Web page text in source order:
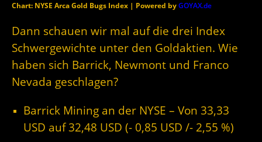
Chart: NYSE Arca Gold Bugs Index | Powered byGOYAX.de
Dann schauen wir mal auf die drei Index
Schwergewichte unter den Goldaktien. Wie
haben sich Barrick, Newmont und Franco
Nevada geschlagen?
Barrick Mining an der NYSE – Von 33,33
USD auf 32,48 USD (- 0,85 USD /- 2,55 %)